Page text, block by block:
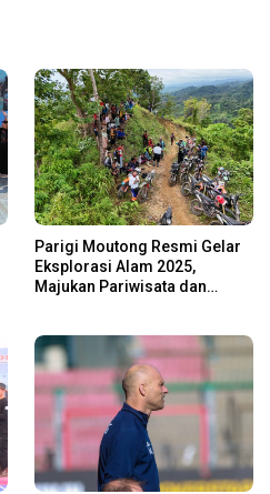
Parigi Moutong Resmi Gelar
Eksplorasi Alam 2025,
Majukan Pariwisata dan